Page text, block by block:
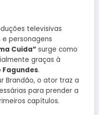
televisivas
personagens
Cuida” surge como
graças à
.
Brandão, o ator traz a
para prender a
capítulos.